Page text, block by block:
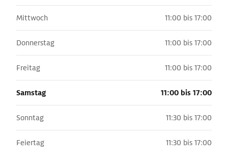
Mittwoch 11:00 bis 17:00
Donnerstag 11:00 bis 17:00
Freitag 11:00 bis 17:00
Samstag 11:00 bis 17:00
Sonntag 11:30 bis 17:00
Feiertag 11:30 bis 17:00